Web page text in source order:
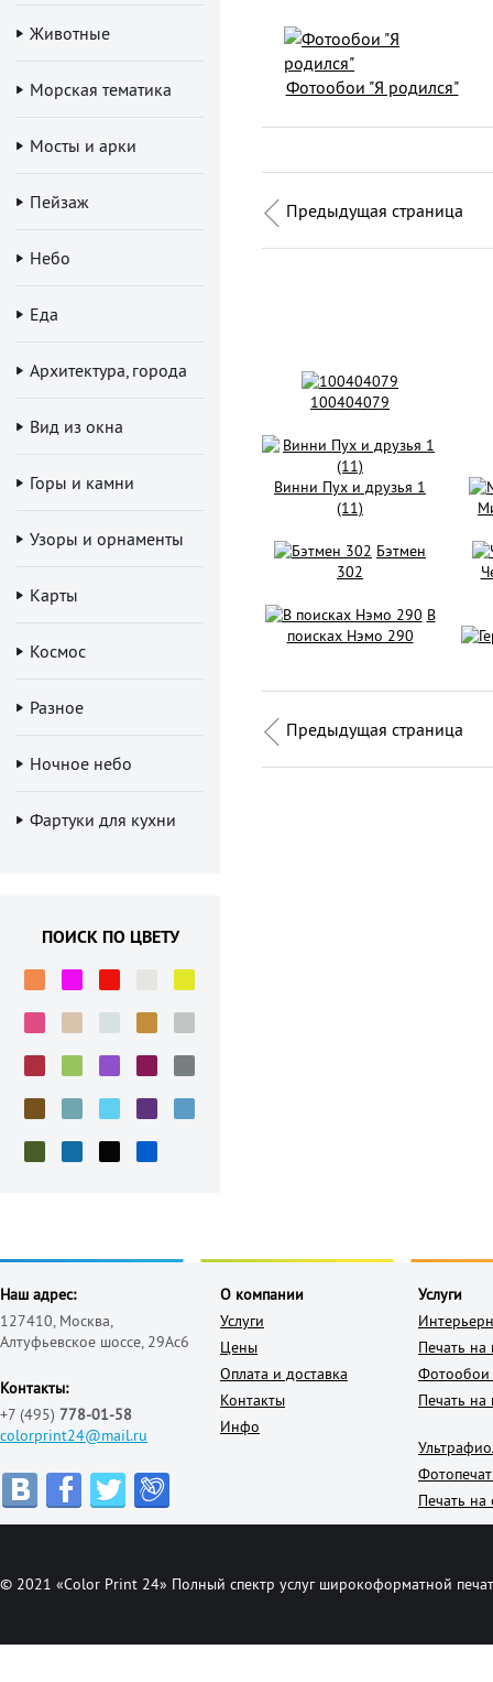
Животные
Морская тематика
Мосты и арки
Пейзаж
Небо
Еда
Архитектура, города
Вид из окна
Горы и камни
Узоры и орнаменты
Карты
Космос
Разное
Ночное небо
Фартуки для кухни
ПОИСК ПО ЦВЕТУ
Фотообои "Я родился"
Предыдущая страница
100404079
Винни Пух и друзья 1
(11)
Бэтмен
302
В
поисках Нэмо 290
Предыдущая страница
Наш адрес:
127410, Москва,
Алтуфьевское шоссе, 29Ас6
Контакты:
+7 (495) 778-01-58
colorprint24@mail.ru
О компании
Услуги
Цены
Оплата и доставка
Контакты
Инфо
Услуги
Печать на
Фотообои
Печать на
Печать на
© 2021 «Color Print 24» Полный спектр услуг широкоформатной